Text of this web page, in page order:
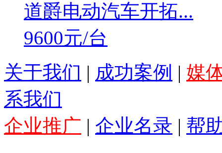
道爵电动汽车开拓...
9600元/台
关于我们 | 成功案例 | 媒
系我们
企业推广 | 企业名录 | 帮